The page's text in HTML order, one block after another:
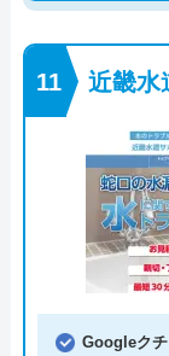
近畿水
Googleクチ